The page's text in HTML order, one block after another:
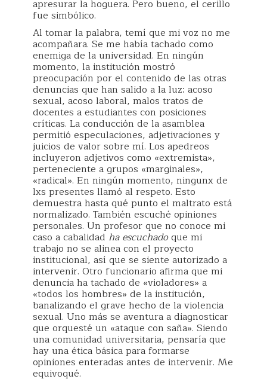
apresurar la hoguera. Pero bueno, el cerillo
fue simbólico.
Al tomar la palabra, temí que mi voz no me
acompañara. Se me había tachado como
enemiga de la universidad. En ningún
momento, la institución mostró
preocupación por el contenido de las otras
denuncias que han salido a la luz: acoso
sexual, acoso laboral, malos tratos de
docentes a estudiantes con posiciones
críticas. La conducción de la asamblea
permitió especulaciones, adjetivaciones y
juicios de valor sobre mí. Los apedreos
incluyeron adjetivos como «extremista»,
perteneciente a grupos «marginales»,
«radical». En ningún momento, ningunx de
lxs presentes llamó al respeto. Esto
demuestra hasta qué punto el maltrato está
normalizado. También escuché opiniones
personales. Un profesor que no conoce mi
caso a cabalidad ha escuchadoque mi
trabajo no se alinea con el proyecto
institucional, así que se siente autorizado a
intervenir. Otro funcionario afirma que mi
denuncia ha tachado de «violadores» a
«todos los hombres» de la institución,
banalizando el grave hecho de la violencia
sexual. Uno más se aventura a diagnosticar
que orquesté un «ataque con saña». Siendo
una comunidad universitaria, pensaría que
hay una ética básica para formarse
opiniones enteradas antes de intervenir. Me
equivoqué.